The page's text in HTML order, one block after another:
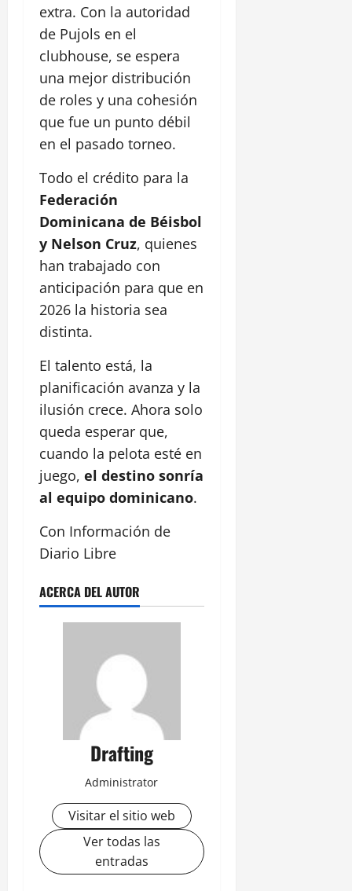
extra. Con la autoridad
de Pujols en el
clubhouse, se espera
una mejor distribución
de roles y una cohesión
que fue un punto débil
en el pasado torneo.
Todo el crédito para la
Federación
Dominicana de Béisbol
y Nelson Cruz, quienes
han trabajado con
anticipación para que en
2026 la historia sea
distinta.
El talento está, la
planificación avanza y la
ilusión crece. Ahora solo
queda esperar que,
cuando la pelota esté en
juego, el destino sonría
al equipo dominicano.
Con Información de
Diario Libre
ACERCA DEL AUTOR
Drafting
Administrator
Visitar el sitio web
Ver todas las
entradas